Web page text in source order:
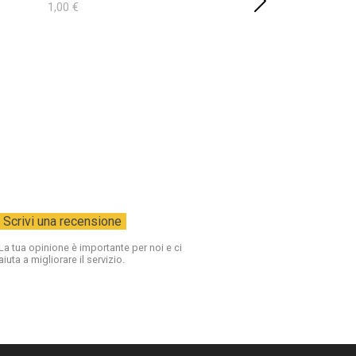
1,00 € 4,00 €
La tua opinione è importante per noi e ci
aiuta a migliorare il servizio.